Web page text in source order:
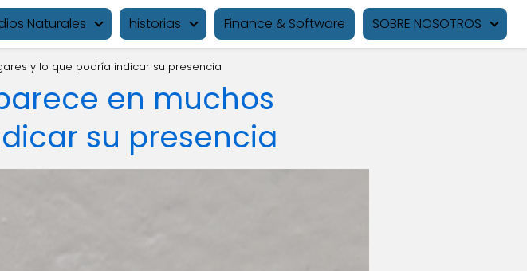
Naturales historias Finance & Software SOBRE NOSOTROS
y lo que podría indicar su presencia
en muchos
su presencia